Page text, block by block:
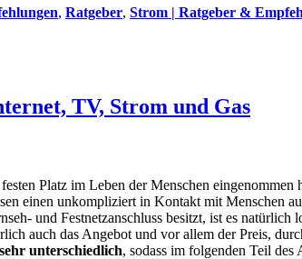
, Ratgeber, Strom | Ratgeber &
TV, Strom und Gas
Platz im Leben der Menschen
einen unkompliziert in Kontakt mit Menschen
und Festnetzanschluss besitzt, ist es
auch das Angebot und vor allem der Preis,
unterschiedlich, sodass im folgenden Teil